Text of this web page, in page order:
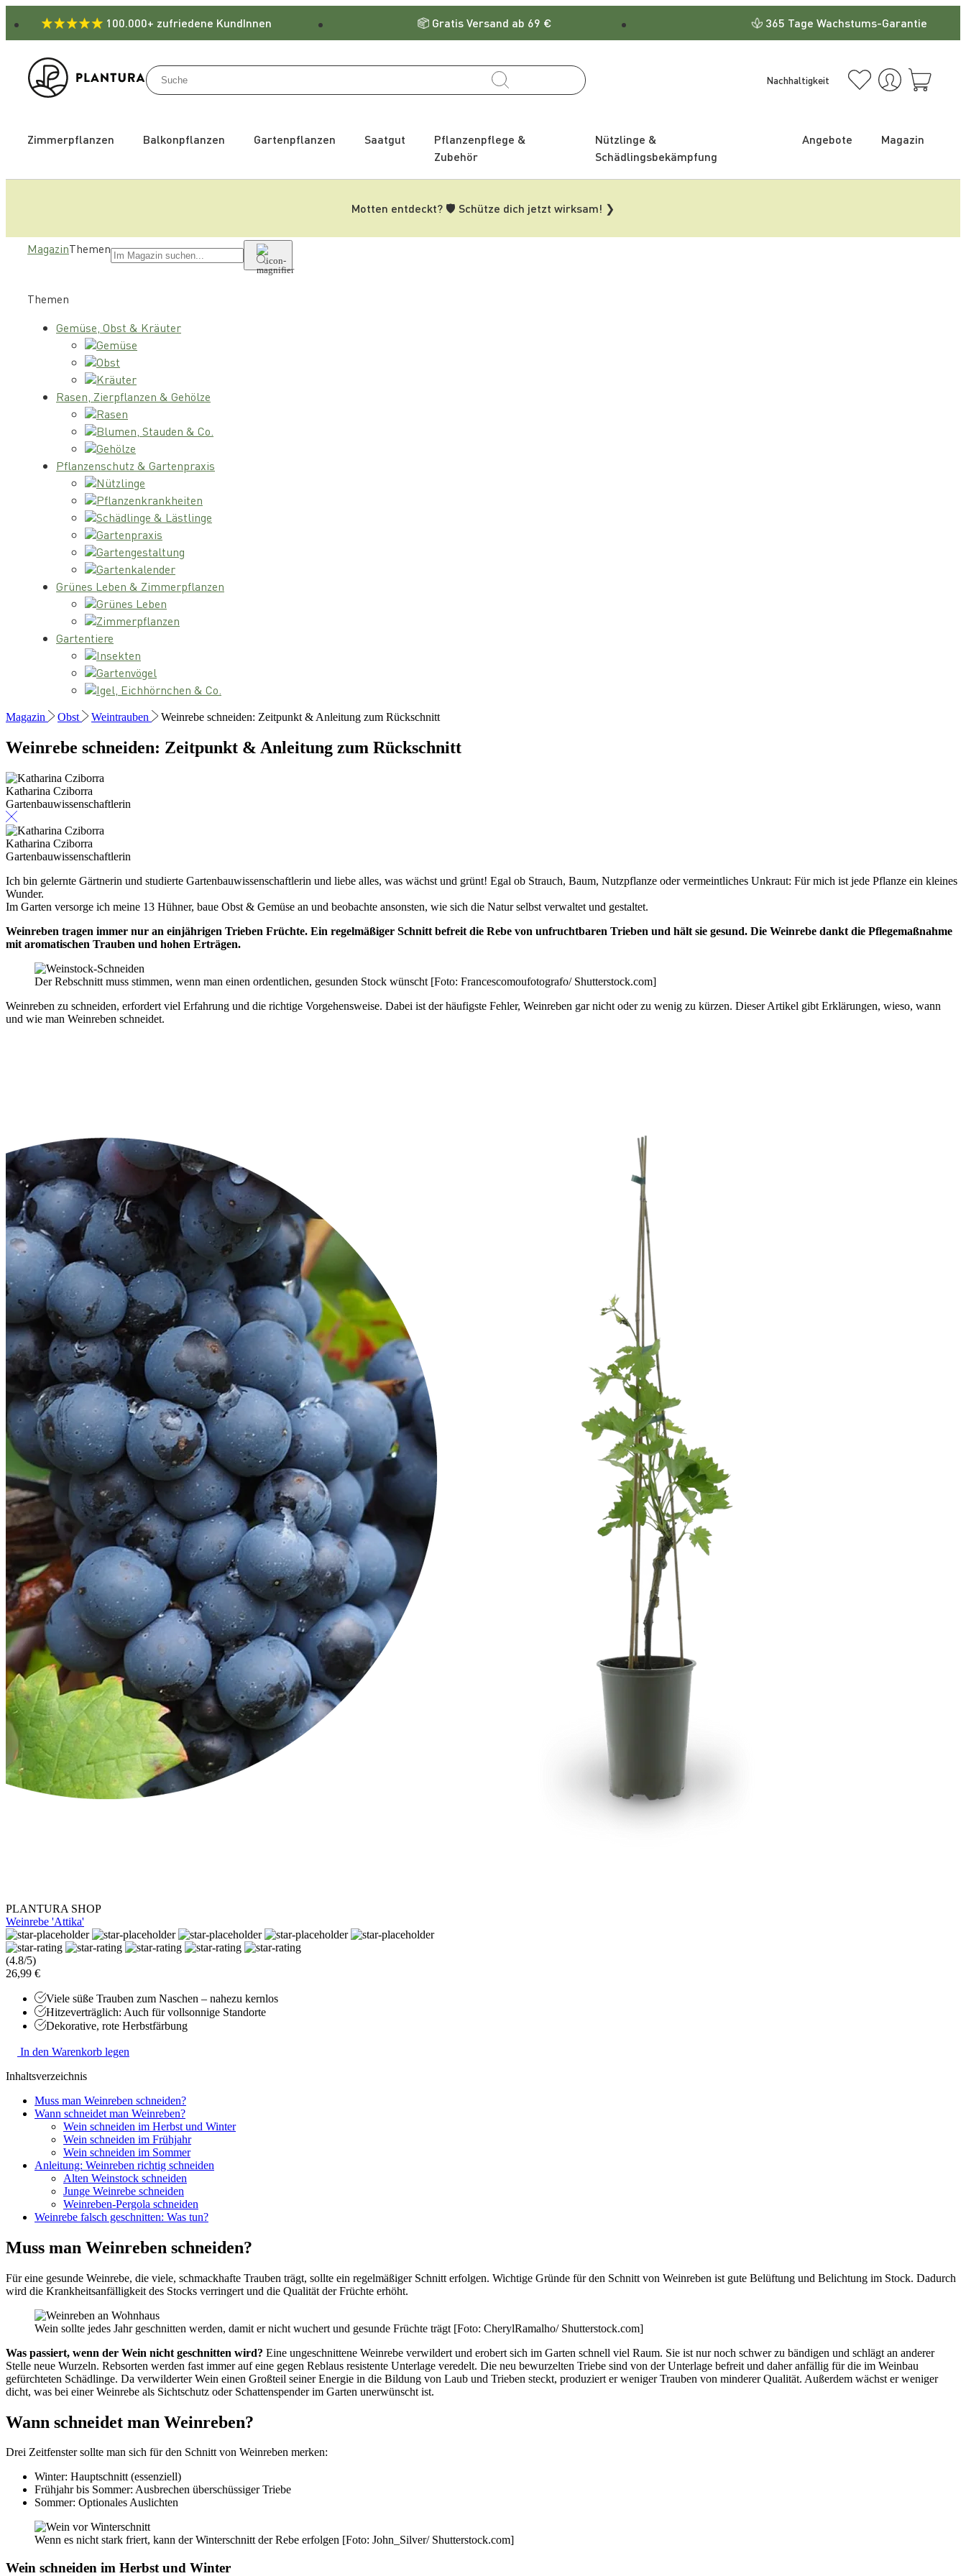
100.000+ zufriedene KundInnen Gratis Versand ab 69 € 365 Tage Wachstums-Garantie
Nachhaltigkeit
Zimmerpflanzen Balkonpflanzen Gartenpflanzen Saatgut
Pflanzenpflege &
Zubehör
Nützlinge &
Schädlingsbekämpfung
Angebote Magazin
Motten entdeckt? 🛡️ Schütze dich jetzt wirksam! ❯
MagazinThemen
Themen
Gemüse, Obst & Kräuter
Gemüse
Obst
Kräuter
Rasen, Zierpflanzen & Gehölze
Rasen
Blumen, Stauden & Co.
Gehölze
Pflanzenschutz & Gartenpraxis
Nützlinge
Pflanzenkrankheiten
Schädlinge & Lästlinge
Gartenpraxis
Gartengestaltung
Gartenkalender
Grünes Leben & Zimmerpflanzen
Grünes Leben
Zimmerpflanzen
Gartentiere
Insekten
Gartenvögel
Igel, Eichhörnchen & Co.
Magazin Obst Weintrauben Weinrebe schneiden: Zeitpunkt & Anleitung zum Rückschnitt
Weinrebe schneiden: Zeitpunkt & Anleitung zum Rückschnitt
Katharina Cziborra
Gartenbauwissenschaftlerin
Katharina Cziborra
Gartenbauwissenschaftlerin
Ich bin gelernte Gärtnerin und studierte Gartenbauwissenschaftlerin und liebe alles, was wächst und grünt! Egal ob Strauch, Baum, Nutzpflanze oder vermeintliches Unkraut: Für mich ist jede Pflanze ein kleines
Wunder.
Im Garten versorge ich meine 13 Hühner, baue Obst & Gemüse an und beobachte ansonsten, wie sich die Natur selbst verwaltet und gestaltet.
Weinreben tragen immer nur an einjährigen Trieben Früchte. Ein regelmäßiger Schnitt befreit die Rebe von unfruchtbaren Trieben und hält sie gesund. Die Weinrebe dankt die Pflegemaßnahme
mit aromatischen Trauben und hohen Erträgen.
Der Rebschnitt muss stimmen, wenn man einen ordentlichen, gesunden Stock wünscht [Foto: Francescomoufotografo/ Shutterstock.com]
Weinreben zu schneiden, erfordert viel Erfahrung und die richtige Vorgehensweise. Dabei ist der häufigste Fehler, Weinreben gar nicht oder zu wenig zu kürzen. Dieser Artikel gibt Erklärungen, wieso, wann
und wie man Weinreben schneidet.
PLANTURA SHOP
Weinrebe 'Attika'
(4.8/5)
26,99 €
Viele süße Trauben zum Naschen – nahezu kernlos
Hitzeverträglich: Auch für vollsonnige Standorte
Dekorative, rote Herbstfärbung
In den Warenkorb legen
Inhaltsverzeichnis
Muss man Weinreben schneiden?
Wann schneidet man Weinreben?
Wein schneiden im Herbst und Winter
Wein schneiden im Frühjahr
Wein schneiden im Sommer
Anleitung: Weinreben richtig schneiden
Alten Weinstock schneiden
Junge Weinrebe schneiden
Weinreben-Pergola schneiden
Weinrebe falsch geschnitten: Was tun?
Muss man Weinreben schneiden?
Für eine gesunde Weinrebe, die viele, schmackhafte Trauben trägt, sollte ein regelmäßiger Schnitt erfolgen. Wichtige Gründe für den Schnitt von Weinreben ist gute Belüftung und Belichtung im Stock. Dadurch
wird die Krankheitsanfälligkeit des Stocks verringert und die Qualität der Früchte erhöht.
Wein sollte jedes Jahr geschnitten werden, damit er nicht wuchert und gesunde Früchte trägt [Foto: CherylRamalho/ Shutterstock.com]
Was passiert, wenn der Wein nicht geschnitten wird? Eine ungeschnittene Weinrebe verwildert und erobert sich im Garten schnell viel Raum. Sie ist nur noch schwer zu bändigen und schlägt an anderer
Stelle neue Wurzeln. Rebsorten werden fast immer auf eine gegen Reblaus resistente Unterlage veredelt. Die neu bewurzelten Triebe sind von der Unterlage befreit und daher anfällig für die im Weinbau
gefürchteten Schädlinge. Da verwilderter Wein einen Großteil seiner Energie in die Bildung von Laub und Trieben steckt, produziert er weniger Trauben von minderer Qualität. Außerdem wächst er weniger
dicht, was bei einer Weinrebe als Sichtschutz oder Schattenspender im Garten unerwünscht ist.
Wann schneidet man Weinreben?
Drei Zeitfenster sollte man sich für den Schnitt von Weinreben merken:
Winter: Hauptschnitt (essenziell)
Frühjahr bis Sommer: Ausbrechen überschüssiger Triebe
Sommer: Optionales Auslichten
Wenn es nicht stark friert, kann der Winterschnitt der Rebe erfolgen [Foto: John_Silver/ Shutterstock.com]
Wein schneiden im Herbst und Winter